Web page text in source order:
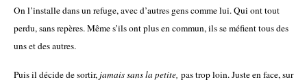
On l’installe dans un refuge, avec d’autres gens comme lui. Qui ont tout
perdu, sans repères. Même s’ils ont plus en commun, ils se méfient tous des
uns et des autres.
Puis il décide de sortir, jamais sans la petite, pas trop loin. Juste en face, sur